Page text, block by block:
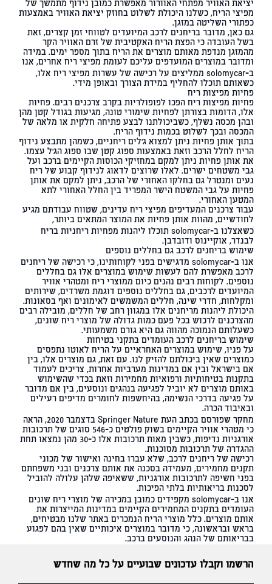
יציאת האוויר מפתחי האוורור מאפשרת כמובן נידוף מתמשך של
מפיצי הריח, כשלנו היכולת לשלוט בחוזק יציאת האוויר באמצעות
כפתורי השליטה במזגן.
גם כאן, מדובר בריחנים לרכב המיועדים לטווחי זמן קצרים, זאת
בשל העובדה כי הפצת הריח האקטיבית של זרם האוויר הקר
מהמזגן מנדפת מאותם מוצרים את הריח בתוך מספר ימים. במידה
ומדובר במוצרים המועדפים עליכם לעומת מפיצי ריח אחרים, אנו
ב-solomycar ממליצים על רכישה של עשרות מפיצי ריח אלו,
כשאותם תוכלו להחליף במידת הצורך ובאופן מידי.
פחיות מפיצות ריח
פחיות מפיצות ריח הפכו לפופולריות בקרב צרכנים רבים. פחיות
אלו, הדומות בצורתן לפחיות שימורי טונה, מגיעות בגודל קטן מהן
ובהן מכסה נשלף, כשביכולתנו לבצע פתיחה חלקית או מלאה של
המכסה ובכך לשלוט בכמות נידוף הריח.
בתוך אותן פחיות ניתן למצוא ג'לים ריחניים, כשמהן מתבצע נידוף
הריח לחלל הרכב וזאת באמצעות ספוג קטן שבו ספוג הג'ל עצמו.
את אותן פחיות ניתן למקם במחזיקי הכוסות הקיימים ברכב ועל
גבי משטחים ישרים. לאלו שרוצים לדאוג לנידוף קבוע של ריח
נעים ומנטרל גם בחלקו האחורי של הרכב, ניתן למקם את אותן
פחיות על גבי המשטח הישר המפריד בין החלל האחורי לתא
המטען האחורי.
עבור צרכנים המעדיפים מפיצי ריח עדינים, שטווח עבודתם מגיע
לחודשיים, מהוות אותן פחיות את המוצר המתאים ביותר,
כשאצלנו ב-solomycar תוכלו ליהנות מפחיות ריחניות בריח
לבנדר, אוקיינוס ודובדבן.
שימוש בריחנים לרכב גם בחללים נוספים
אנו ב-solomycar מדגישים בפני לקוחותינו, כי רכישה של ריחנים
לרכב מאפשרת להם לעשות שימוש במוצרים אלו גם בחללים
נוספים. לקוחות רבים נהנים כיום ממוצרי ריח ומטהרי אוויר
המיועדים לרכבים, גם בחללים נוספים דוגמת משרדים, שירותים
ומקלחות, חדרי שינה, חללים המשמשים לאימונים ואף בסאונות.
היכולת ליהנות מריחנים אלו במגוון רחב של חללים, מובילה רבים
מהצרכנים לרכוש בכל פעם כמות גדולה של מוצרי ריח שונים,
כשעלותם הנמוכה מהווה גם היא גורם משמעותי.
שימוש בריחנים לרכב העומדים בתקני בטיחות
על פניו, שימוש במוצרים האחראיים על הריח לאוטו נתפסים
כמוצרים שאין ביכולתם להזיק לנו. עם זאת, גם מוצרים אלו, בין
אם בישראל ובין אם במדינות מערביות אחרות, צריכים לעמוד
בתקנות בטיחותיות ורפואיות מחמירות וזאת בכדי שהשימוש
באותם מוצרים לא יוביל לפגיעה בנהגים ונוסעים, בין אם מדובר
על פגיעה בדרכי הנשימה, בהיחשפות לחומרים מדיפים רעילים
ובאיבוד הכרה.
מחקר שפורסם בכתב העת Springer Nature בדצמבר 2020
, הראה
כי מטהרי אוויר הקיימים בשוק פולטים כ-546 סוגים של תרכובות
אורגניות נדיפות, כשבין מאות תרכובות אלו כ-30 מהן נמצאו תחת
ההגדרה של תרכובות מסוכנות.
רכישה של ריחנים לרכב, שלא עברו בחינה ואישור של מכוני
תקנים מחמירים, מעמידה בסכנה את אותם צרכנים ובני משפחתם
בפני חשיפה לתרכובות אורגניות, ששאיפה שלהן עלולה להוביל
לסכנות בריאותיות בלתי הפיכות.
אנו ב-solomycar מקפידים כמובן במכירה של מוצרי ריח שונים
העומדים בתקנים המחמירים הקיימים במדינות המייצרות את
אותם מוצרים. כלל מוצרי הריח הנמכרים באתר שלנו מבטיחים,
בראש ובראשונה, כי מדובר במוצרים איכותיים שאין בהם לפגוע
בבריאותם של הנהג והנוסעים ברכב.
הרשמו וקבלו עדכונים שבועיים על כל מה שחדש